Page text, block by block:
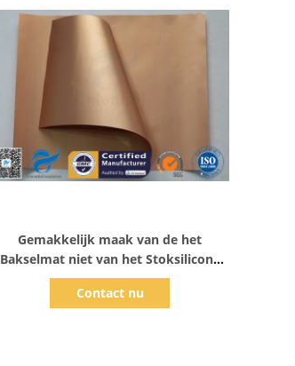
Gemakkelijk maak van de het
Bakselmat niet van het Stoksilicone
van de het Voedselrang het Koperptfe
Deklaag schoon
Contact nu